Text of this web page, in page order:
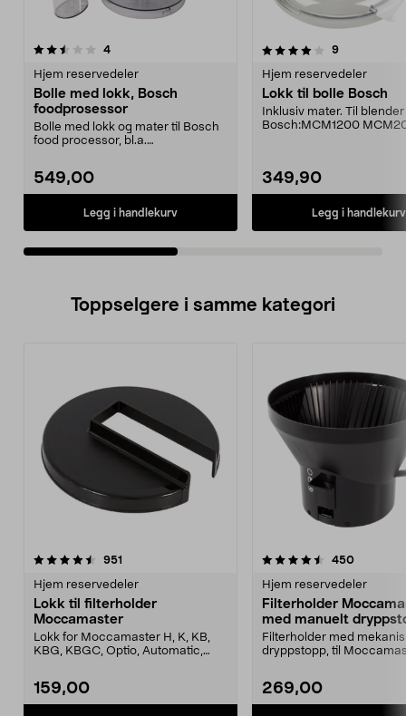
4anmeldelser
Hjem reservedeler
Bolle med lokk, Bosch
foodprosessor
Bolle med lokk og mater til Bosch
food processor, bl.a.
549,00
Legg i handlekurv
4.0av 5 stjerner 9anmeldelser
Hjem reservedeler
Lokk til bolle Bosch
Inklusiv mater. Til blender
Bosch:MCM1200
349,90
Legg i handlekurv
4.5av 5 stjerner
Toppselgere i samme kategori
951
Hjem reservedeler
Lokk til filterholder
Moccamaster
Lokk for Moccamaster H, K, KB,
KBG, KBGC, Optio, Automatic,
159,00
4.5 av 5 stjerner 450
Hjem reservedeler
Filterholder
med manuelt
Filterholder med
dryppstopp, til
269,00
4.5 av 5 stjerner